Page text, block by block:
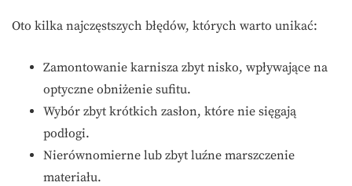
Oto kilka najczęstszych błędów, których warto unikać:
Zamontowanie karnisza zbyt nisko, wpływające na
optyczne obniżenie sufitu.
Wybór zbyt krótkich zasłon, które nie sięgają
podłogi.
Nierównomierne lub zbyt luźne marszczenie
materiału.